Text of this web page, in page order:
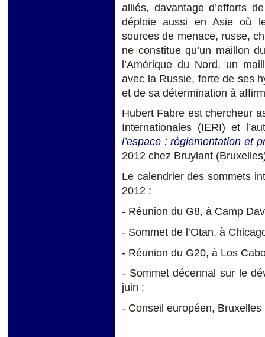
alliés, davantage d’efforts
déploie aussi en Asie où
sources de menace, russe,
ne constitue qu’un maillon
l’Amérique du Nord, un
avec la Russie, forte de ses
et de sa détermination à
Hubert Fabre est chercheur
Internationales (IERI) et
l’espace : réglementation et
2012 chez Bruylant
Le calendrier des sommets
2012 :
- Réunion du G8, à Camp
- Sommet de l’Otan, à
- Réunion du G20, à Los
- Sommet décennal sur le
juin ;
- Conseil européen,